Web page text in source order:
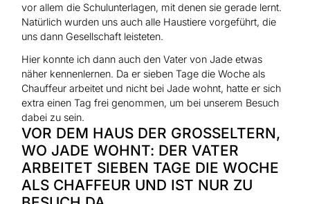
vor allem die Schulunterlagen, mit denen sie gerade lernt.
Natürlich wurden uns auch alle Haustiere vorgeführt, die
uns dann Gesellschaft leisteten.
Hier konnte ich dann auch den Vater von Jade etwas
näher kennenlernen. Da er sieben Tage die Woche als
Chauffeur arbeitet und nicht bei Jade wohnt, hatte er sich
extra einen Tag frei genommen, um bei unserem Besuch
dabei zu sein.
VOR DEM HAUS DER GROSSELTERN,
WO JADE WOHNT: DER VATER
ARBEITET SIEBEN TAGE DIE WOCHE
ALS CHAFFEUR UND IST NUR ZU